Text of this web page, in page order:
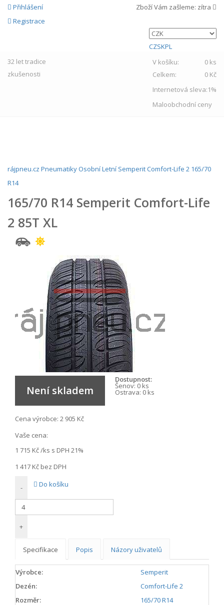
Přihlášení
Registrace
Zboží Vám zašleme: zítra
CZSKPL
32 lettradice
zkušenosti
V košíku:
0 ks
Celkem:
0 Kč
Internetová sleva:1%
Maloobchodní ceny
rájpneu.cz PneumatikyOsobníLetní SemperitComfort-Life 2 165/70
R14
165/70 R14 Semperit Comfort-Life
2 85T XL
Není skladem
Dostupnost:
Šenov: 0 ks
Ostrava: 0 ks
Cena výrobce: 2 905 Kč
Vaše cena:
1 715 Kč/ks s DPH 21%
1 417 Kč bez DPH
-
+
Do košíku
Specifikace Popis Názory uživatelů
Výrobce:
Semperit
Dezén:
Comfort-Life 2
Rozměr:
165/70 R14